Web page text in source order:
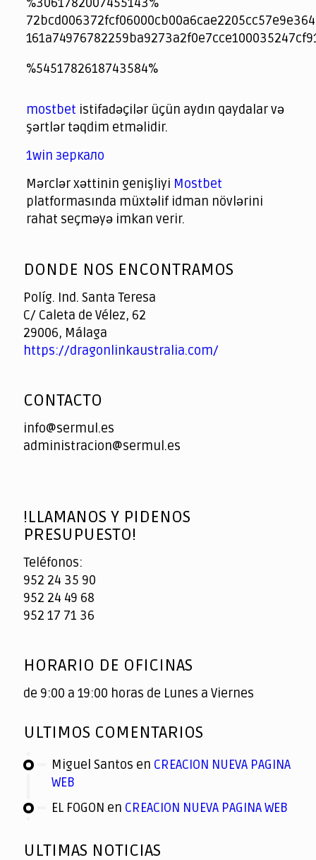
jeetcity
1xbet
jeet city casino
%5451782618743584%
spintiger
Avabet
Spinrise
Crown Green
Crowngreen casino login
슈가 러쉬1000 슬롯
crazy time casino online
1xcasinozambia.com
codingworldnews.com
parimatch.kr
winorio
winorio casino
winorio
mostbet istifadəçilər üçün aydın qaydalar və
şərtlər təqdim etməlidir.
1win зеркало
Mərclər xəttinin genişliyi Mostbet
platformasında müxtəlif idman növlərini
rahat seçməyə imkan verir.
of
DONDE NOS ENCONTRAMOS
Políg. Ind. Santa Teresa
C/ Caleta de Vélez, 62
29006, Málaga
https://dragonlinkaustralia.com/
CONTACTO
info@sermul.es
administracion@sermul.es
!LLAMANOS Y PIDENOS
PRESUPUESTO!
Teléfonos:
952 24 35 90
952 24 49 68
952 17 71 36
HORARIO DE OFICINAS
de 9:00 a 19:00 horas de Lunes a Viernes
ULTIMOS COMENTARIOS
Miguel Santos en CREACION NUEVA PAGINA
WEB
EL FOGON en CREACION NUEVA PAGINA WEB
ULTIMAS NOTICIAS